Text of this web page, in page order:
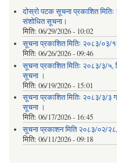
दोस्रो पटक सूचना प्रकाशित मितिः
संशोधित सूचना।
मिति: 06/29/2026 - 10:02
सूचना प्रकाशित मितिः २०८३/०३/
मिति: 06/26/2026 - 09:46
सूचना प्रकाशित मितिः २०८३/३/
सूचना ।
मिति: 06/19/2026 - 15:01
सूचना प्रकाशित मितिः २०८३/३/३
सूचना ।
मिति: 06/17/2026 - 16:45
सूचना प्रकाशन मिति २०८३/०२/
मिति: 06/11/2026 - 09:18